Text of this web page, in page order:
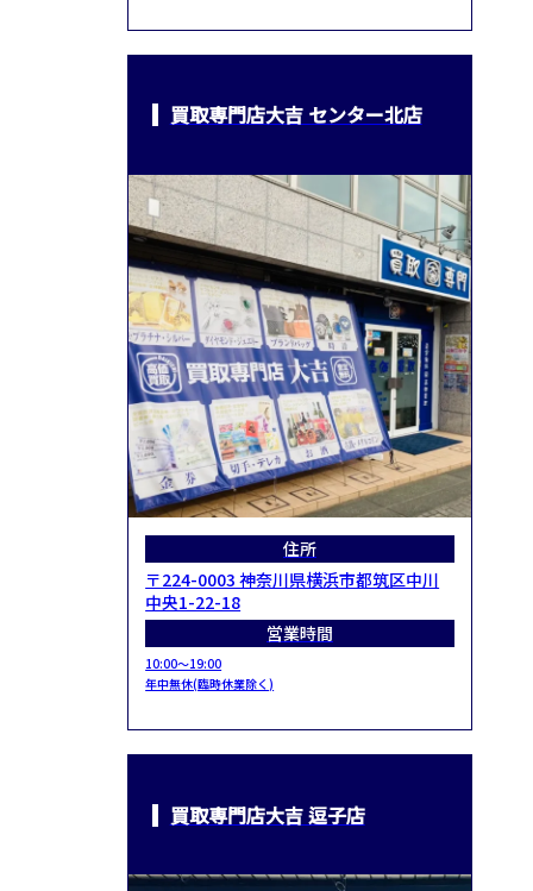
買取専門店大吉 センター北店
住所
〒224-0003 神奈川県横浜市都筑区中川
中央1-22-18
営業時間
10:00～19:00
年中無休(臨時休業除く)
買取専門店大吉 逗子店